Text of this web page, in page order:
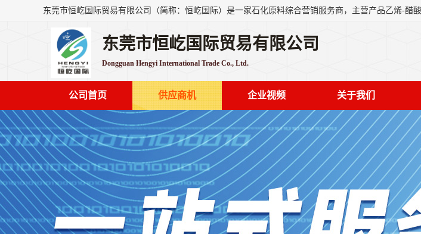
东莞市恒屹国际贸易有限公司
Dongguan Hengyi International Trade Co., Ltd.
公司首页 供应商机 企业视频 关于我们